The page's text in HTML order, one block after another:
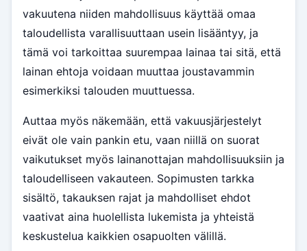
vakuutena niiden mahdollisuus käyttää omaa
taloudellista varallisuuttaan usein lisääntyy, ja
tämä voi tarkoittaa suurempaa lainaa tai sitä, että
lainan ehtoja voidaan muuttaa joustavammin
esimerkiksi talouden muuttuessa.
Auttaa myös näkemään, että vakuusjärjestelyt
eivät ole vain pankin etu, vaan niillä on suorat
vaikutukset myös lainanottajan mahdollisuuksiin ja
taloudelliseen vakauteen. Sopimusten tarkka
sisältö, takauksen rajat ja mahdolliset ehdot
vaativat aina huolellista lukemista ja yhteistä
keskustelua kaikkien osapuolten välillä.